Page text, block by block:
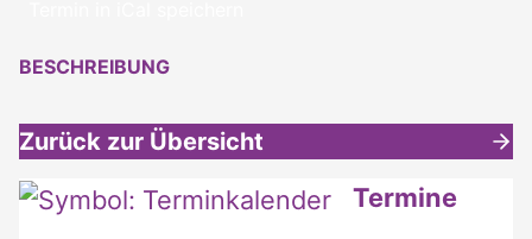
BESCHREIBUNG
Zurück zur Übersicht
Weitere interessante Inhalte Termine